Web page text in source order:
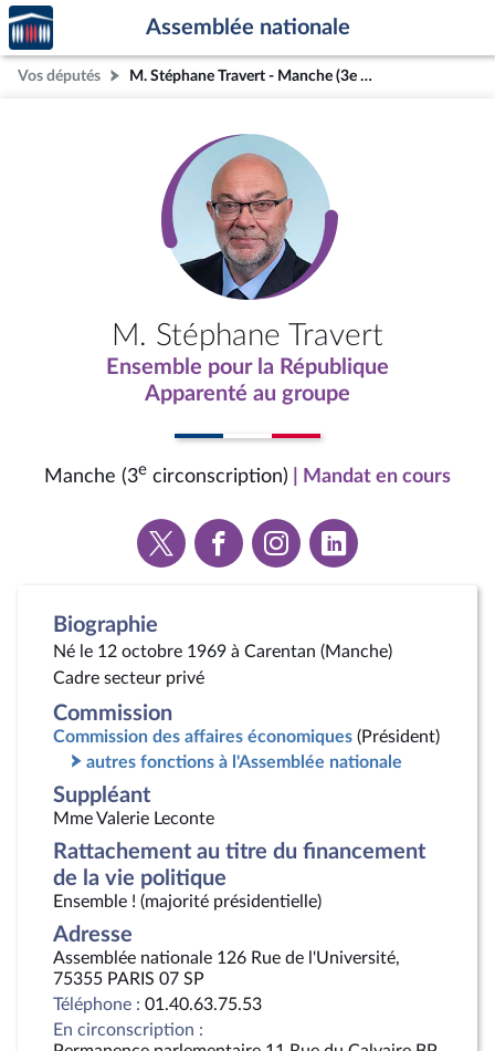
Aller au contenu
Aller en bas de la page
Accèder
à la
page
d'accueil
Assemblée nationale
Vos députés M. Stéphane Travert - Manche (3e circonscription)
M. Stéphane Travert
Ensemble pour la République
Apparenté au groupe
Manche (3e circonscription) | Mandat en cours
Voir
la
Voir
la
Voir
la
Voir
la
Biographie
Né le 12 octobre 1969 à Carentan (Manche)
Cadre secteur privé
Commission
Commission des affaires économiques (Président)
autres fonctions à l'Assemblée nationale
Suppléant
Mme Valerie Leconte
Rattachement au titre du financement
de la vie politique
Ensemble ! (majorité présidentielle)
Adresse
Assemblée nationale 126 Rue de l'Université,
75355 PARIS 07 SP
Téléphone : 01.40.63.75.53
En circonscription :